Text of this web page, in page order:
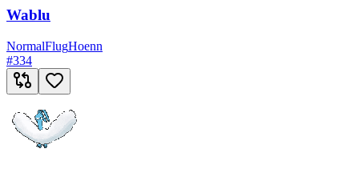
Wablu
NormalFlugHoenn
#334